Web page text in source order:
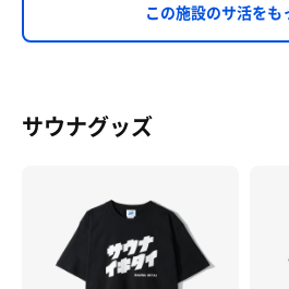
この施設のサ活をも
サウナグッズ